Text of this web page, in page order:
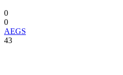
0
0
AEGS
43